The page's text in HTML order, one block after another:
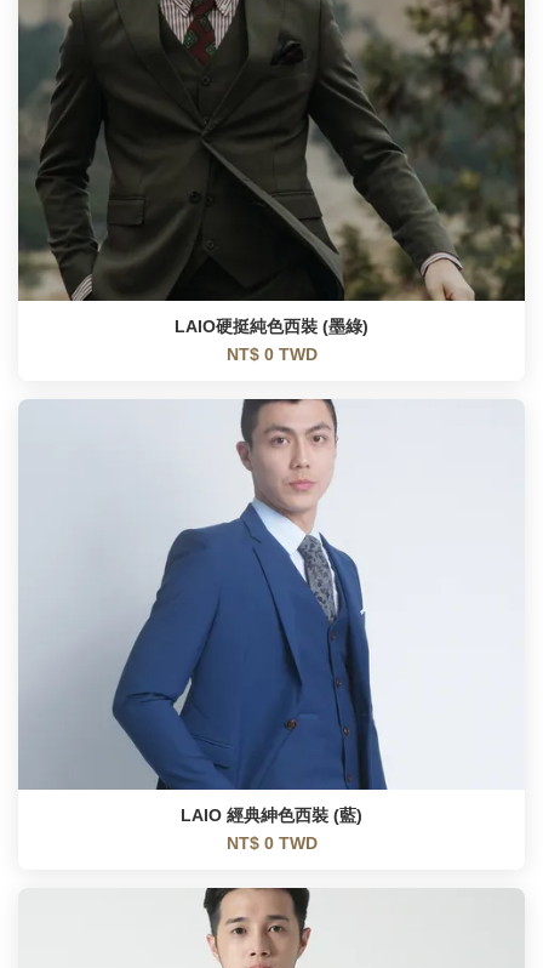
LAIO硬挺純色西裝 (墨綠)
NT$ 0 TWD
LAIO 經典紳色西裝 (藍)
NT$ 0 TWD